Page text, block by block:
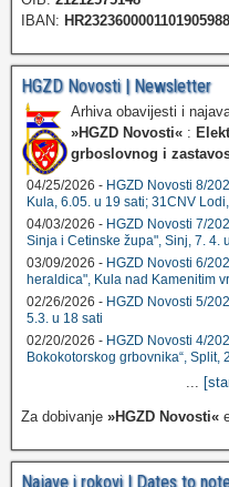
IBAN: HR2323600001101905988
HGZD Novosti | Newsletter
Arhiva obavijesti i
»HGZD Novosti« :
grboslovnog i
04/25/2026 - HGZD Novosti 8/
Kula, 6.05. u 19 sati; 31CNV
04/03/2026 - HGZD Novosti 7/
Sinja i Cetinske župa", Sinj, 7. 4.
03/09/2026 - HGZD Novosti 6/
heraldica", Kula nad Kamenitim
02/26/2026 - HGZD Novosti 5/
5.3. u 18 sati
02/20/2026 - HGZD Novosti 4/
Bokokotorskog grbovnika“, Split,
...
Za dobivanje »HGZD Novosti«
Najave i rokovi | Dates to